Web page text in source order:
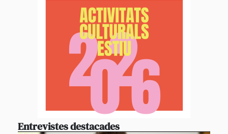
Entrevistes destacades